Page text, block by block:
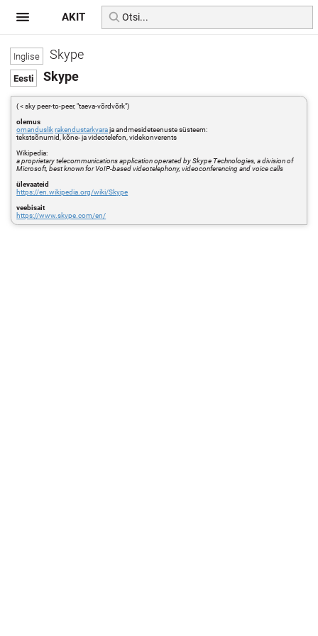
Skype
Skype
( < sky peer-to-peer, "taeva-võrdvõrk")
olemus
omanduslikrakendustarkvaraja andmesideteenuste süsteem:
tekstsõnumid, kõne- ja videotelefon, videkonverents
Wikipedia:
a proprietary telecommunications application operated by Skype Technologies, a division of
Microsoft, best known for VoIP-based videotelephony, videoconferencing and voice calls
ülevaateid
https://en.wikipedia.org/wiki/Skype
veebisait
https://www.skype.com/en/
AKIT